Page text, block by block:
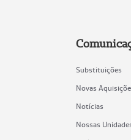
Substituições
Novas
Notícias
Nossas